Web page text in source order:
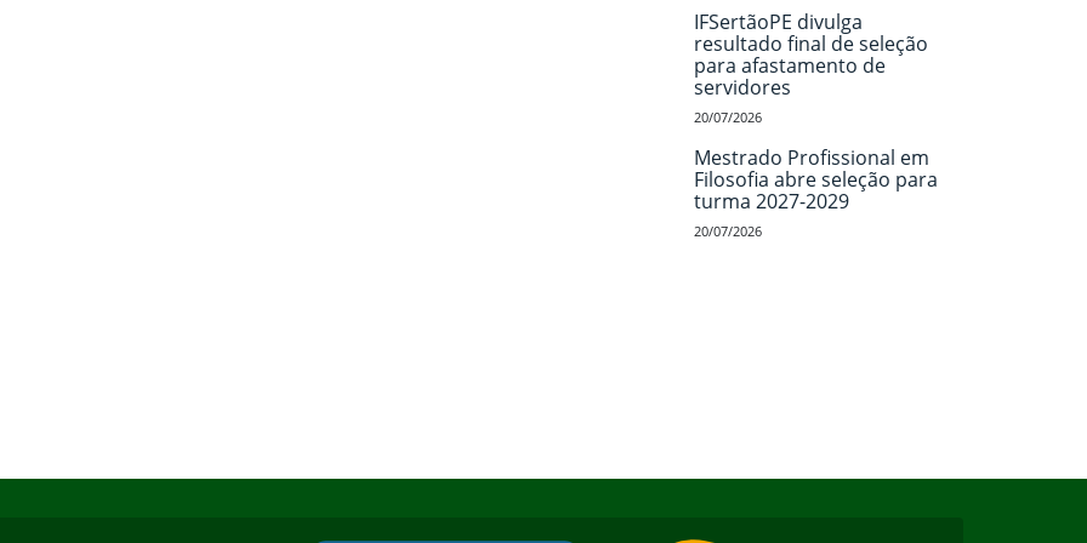
IFSertãoPE divulga
resultado final de seleção
para afastamento de
servidores
20/07/2026
Mestrado Profissional em
Filosofia abre seleção para
turma 2027-2029
20/07/2026